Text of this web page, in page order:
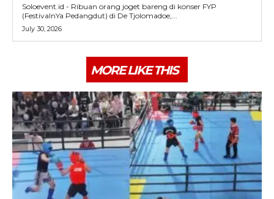
Soloevent.id - Ribuan orang joget bareng di konser FYP
(FestivalnYa Pedangdut) di De Tjolomadoe,...
July 30, 2026
MORE LIKE THIS